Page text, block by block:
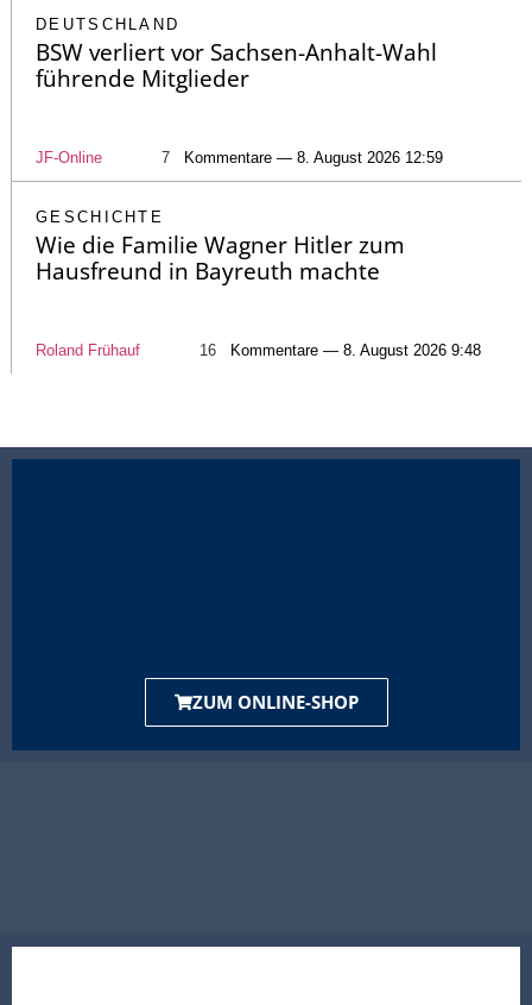
DEUTSCHLAND
BSW verliert vor Sachsen-Anhalt-Wahl
führende Mitglieder
JF-Online 7 Kommentare — 8. August 2026 12:59
GESCHICHTE
Wie die Familie Wagner Hitler zum
Hausfreund in Bayreuth machte
Roland Frühauf 16 Kommentare — 8. August 2026 9:48
ZUM ONLINE-SHOP